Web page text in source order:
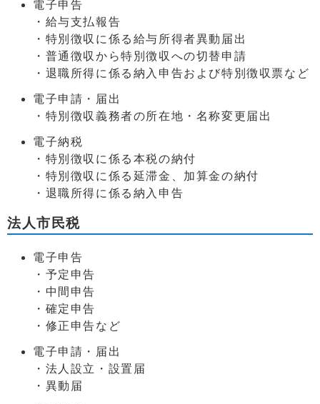
電子申告
・給与支払報告
・特別徴収に係る給与所得者異動届出
・普通徴収から特別徴収への切替申請
・退職所得に係る納入申告および特別徴収票など
電子申請・届出
・特別徴収義務者の所在地・名称変更届出
電子納税
・特別徴収に係る本税の納付
・特別徴収に係る延滞金、加算金の納付
・退職所得に係る納入申告
法人市民税
電子申告
・予定申告
・中間申告
・確定申告
・修正申告など
電子申請・届出
・法人設立・設置届
・異動届